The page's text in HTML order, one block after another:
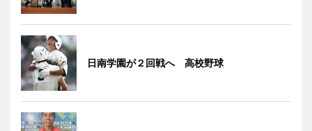
日南学園が２回戦へ 高校野球